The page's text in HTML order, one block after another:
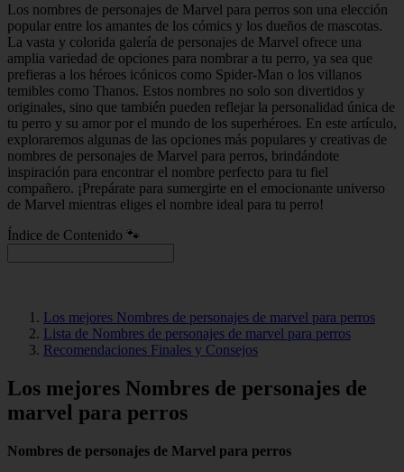
Los nombres de personajes de Marvel para perros son una elección
popular entre los amantes de los cómics y los dueños de mascotas.
La vasta y colorida galería de personajes de Marvel ofrece una
amplia variedad de opciones para nombrar a tu perro, ya sea que
prefieras a los héroes icónicos como Spider-Man o los villanos
temibles como Thanos. Estos nombres no solo son divertidos y
originales, sino que también pueden reflejar la personalidad única de
tu perro y su amor por el mundo de los superhéroes. En este artículo,
exploraremos algunas de las opciones más populares y creativas de
nombres de personajes de Marvel para perros, brindándote
inspiración para encontrar el nombre perfecto para tu fiel
compañero. ¡Prepárate para sumergirte en el emocionante universo
de Marvel mientras eliges el nombre ideal para tu perro!
Índice de Contenido 🐾
Los mejores Nombres de personajes de marvel para perros
Lista de Nombres de personajes de marvel para perros
Recomendaciones Finales y Consejos
Los mejores Nombres de personajes de
marvel para perros
Nombres de personajes de Marvel para perros